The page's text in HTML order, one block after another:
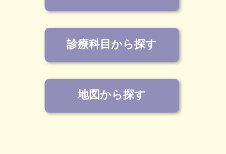
診療科目から探す
地図から探す